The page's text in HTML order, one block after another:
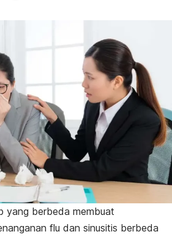
yang berbeda membuat
flu dan sinusitis berbeda